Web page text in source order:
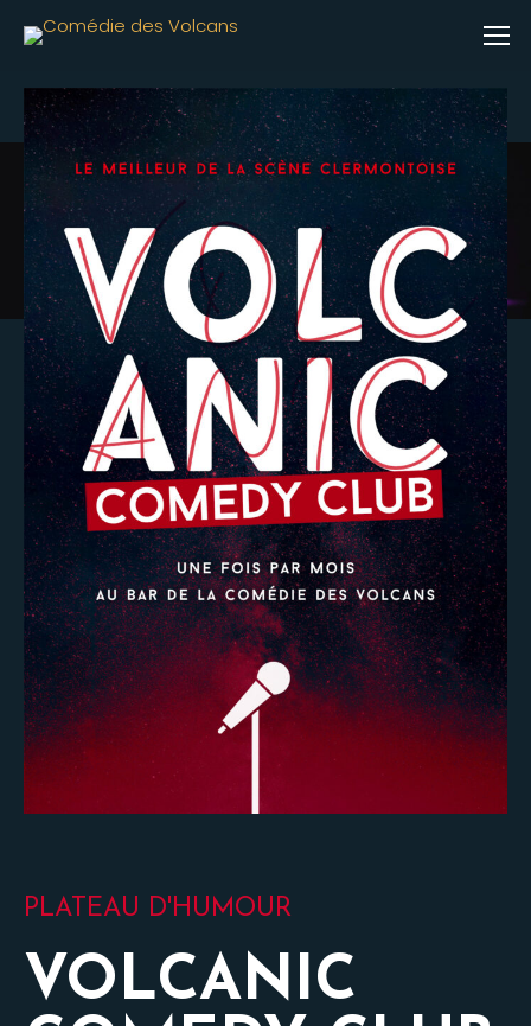
PLATEAU D'HUMOUR
VOLCANIC